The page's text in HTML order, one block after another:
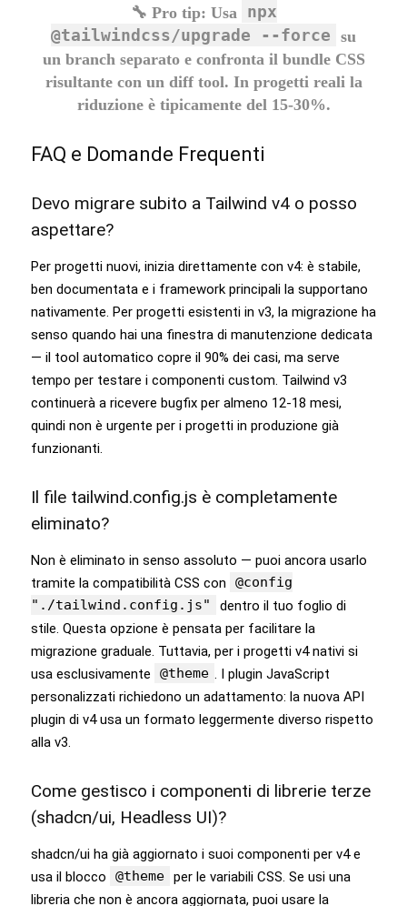
🔧 Pro tip: Usa
npx
@tailwindcss/upgrade --force su
un branch separato e confronta il bundle CSS
risultante con un diff tool. In progetti reali la
riduzione è tipicamente del 15-30%.
FAQ e Domande Frequenti
Devo migrare subito a Tailwind v4 o posso
aspettare?
Per progetti nuovi, inizia direttamente con v4: è stabile,
ben documentata e i framework principali la supportano
nativamente. Per progetti esistenti in v3, la migrazione ha
senso quando hai una finestra di manutenzione dedicata
— il tool automatico copre il 90% dei casi, ma serve
tempo per testare i componenti custom. Tailwind v3
continuerà a ricevere bugfix per almeno 12-18 mesi,
quindi non è urgente per i progetti in produzione già
funzionanti.
Il file tailwind.config.js è completamente
eliminato?
Non è eliminato in senso assoluto — puoi ancora usarlo
tramite la compatibilità CSS con
@config
"./tailwind.config.js"
dentro il tuo foglio di
stile. Questa opzione è pensata per facilitare la
migrazione graduale. Tuttavia, per i progetti v4 nativi si
usa esclusivamente
@theme
. I plugin JavaScript
personalizzati richiedono un adattamento: la nuova API
plugin di v4 usa un formato leggermente diverso rispetto
alla v3.
Come gestisco i componenti di librerie terze
(shadcn/ui, Headless UI)?
shadcn/ui ha già aggiornato i suoi componenti per v4 e
usa il blocco
@theme per le variabili CSS. Se usi una
libreria che non è ancora aggiornata, puoi usare la